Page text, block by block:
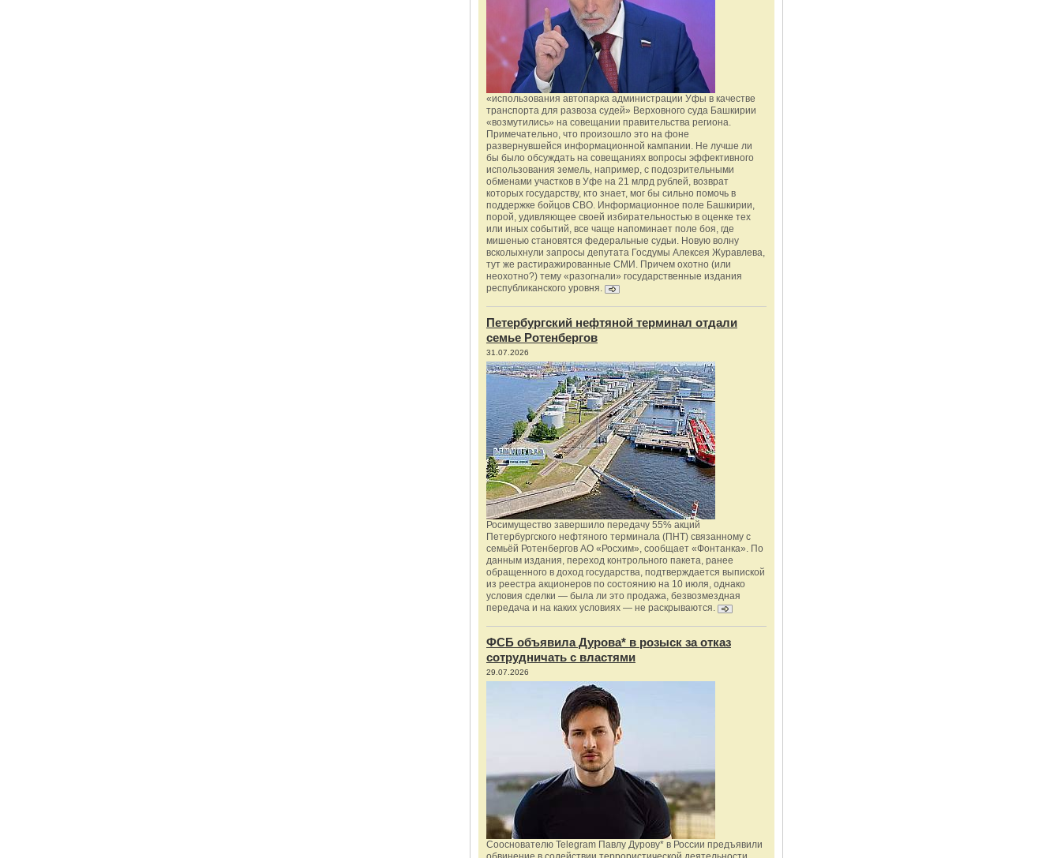
«использования автопарка администрации Уфы в качестве
транспорта для развоза судей» Верховного суда Башкирии
«возмутились» на совещании правительства региона.
Примечательно, что произошло это на фоне
развернувшейся информационной кампании. Не лучше ли
бы было обсуждать на совещаниях вопросы эффективного
использования земель, например, с подозрительными
обменами участков в Уфе на 21 млрд рублей, возврат
которых государству, кто знает, мог бы сильно помочь в
поддержке бойцов СВО. Информационное поле Башкирии,
порой, удивляющее своей избирательностью в оценке тех
или иных событий, все чаще напоминает поле боя, где
мишенью становятся федеральные судьи. Новую волну
всколыхнули запросы депутата Госдумы Алексея Журавлева,
тут же растиражированные СМИ. Причем охотно (или
неохотно?) тему «разогнали» государственные издания
республиканского уровня.
Петербургский нефтяной терминал отдали
семье Ротенбергов
31.07.2026
Росимущество завершило передачу 55% акций
Петербургского нефтяного терминала (ПНТ) связанному с
семьёй Ротенбергов АО «Росхим», сообщает «Фонтанка». По
данным издания, переход контрольного пакета, ранее
обращенного в доход государства, подтверждается выпиской
из реестра акционеров по состоянию на 10 июля, однако
условия сделки — была ли это продажа, безвозмездная
передача и на каких условиях — не раскрываются.
ФСБ объявила Дурова* в розыск за отказ
сотрудничать с властями
29.07.2026
Сооснователю Telegram Павлу Дурову* в России предъявили